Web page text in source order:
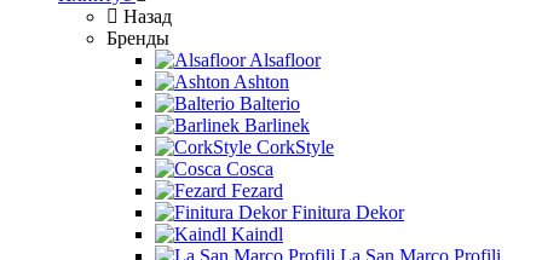
Назад
Бренды
Alsafloor
Ashton
Balterio
Barlinek
CorkStyle
Cosca
Fezard
Finitura Dekor
Kaindl
La San Marco Profili